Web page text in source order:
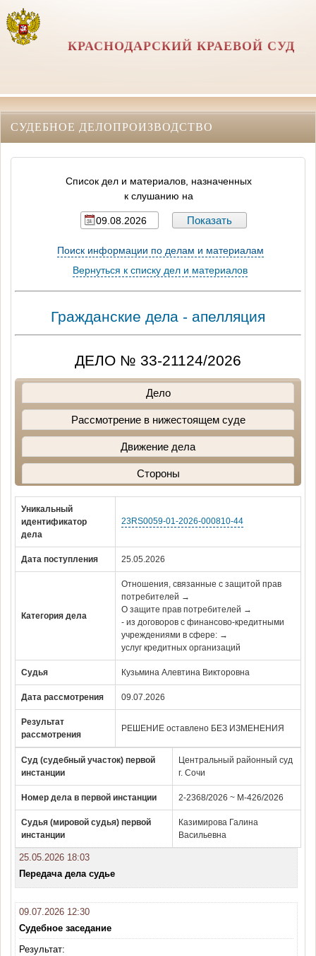
КРАСНОДАРСКИЙ КРАЕВОЙ СУД
СУДЕБНОЕ ДЕЛОПРОИЗВОДСТВО
Список дел и материалов, назначенных
к слушанию на
Поиск информации по делам и материалам
Вернуться к списку дел и материалов
Гражданские дела - апелляция
ДЕЛО № 33-21124/2026
Дело
Рассмотрение в нижестоящем суде
Движение дела
Стороны
Уникальный
идентификатор
дела
23RS0059-01-2026-000810-44
Дата поступления 25.05.2026
Категория дела
Отношения, связанные с защитой прав
потребителей →
О защите прав потребителей →
- из договоров с финансово-кредитными
учреждениями в сфере: →
услуг кредитных организаций
Судья Кузьмина Алевтина Викторовна
Дата рассмотрения 09.07.2026
Результат
рассмотрения
РЕШЕНИЕ оставлено БЕЗ ИЗМЕНЕНИЯ
Суд (судебный участок) первой
инстанции
Центральный районный суд
г. Сочи
Номер дела в первой инстанции 2-2368/2026 ~ М-426/2026
Судья (мировой судья) первой
инстанции
Казимирова Галина
Васильевна
25.05.2026 18:03
Передача дела судье
09.07.2026 12:30
Судебное заседание
Результат: